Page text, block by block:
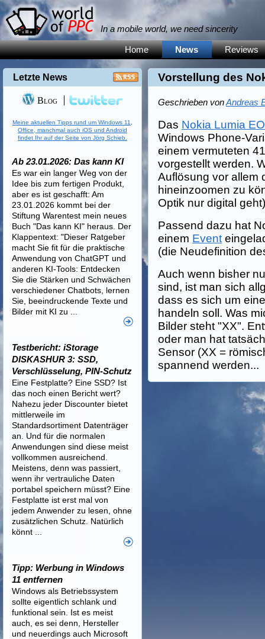
In a mobile world, we need sincerity
Home News Reviews
Vorstellung des
Geschrieben vonAndreas
Das Nokia Lumia
Windows Phone-
einem vermuteten
vorgestellt werden.
Auflösung vor allem
hineinzoomen zu
Optik nur digital
Passend dazu hat
einem Event
(die Neudefinition
Auch wenn bisher
sind, ist man sich
dass es sich um
handeln soll. Was
Bilder steht "XX".
oder man hat
Sensor (XX =
spannend werden...
Letzte News
Blog
Meine aktuellen Tipps rund um Windows 11,
Office, manchmal auch iOS und Android
findet Ihr auf der Seite von Jörg Schieb.
Ab 23.01.2026: Das kann KI
Es war ein langer Weg von der
Idee bis zum fertigen Produkt,
aber es ist geschafft: Am
23.01.2026 kommt bei der
Stiftung Warentest mein neues
Buch "Das kann KI" heraus. Der
Klappentext: "Dieser Ratgeber
macht Sie fit für die praktische
Anwendung von ChatGPT und
anderen KI-Tools: Entdecken
Sie die Stärken und Schwächen
verschiedener Chatbots, lernen
Sie, beeindruckende Texte und
Bilder mit KI zu ...
Testbericht: iStorage
DISKASHUR 3: SSD,
Verschlüsselung, PIN-Schutz
Eine Festplatte? Eine SSD? Ist
das noch einen Bericht wert?
Nahezu jeder Discounter bietet
mittlerweile im
Standardsortiment Datenträger
an. Und für die normalen
Anwendungen sind diese meist
vollkommen ausreichend.
Meistens, denn was passiert,
wenn ihr vertrauliche Daten
portabel speichern müsst? Eine
Festplatte ist erst mal von
jedem Anwender zu lesen, ohne
zusätzlichen Schutz. Natürlich
könnt ...
Tipp: Werbung in Windows
11 entfernen
Windows als Betriebssystem
sollte eigentlich schlank und
funktional sein. Ist es meist
auch, es sei denn, Hersteller
und neuerdings auch Microsoft